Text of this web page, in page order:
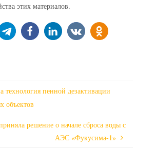
этих материалов.
технология пенной дезактивации
объектов
решение о начале сброса воды с
АЭС «Фукусима-1»